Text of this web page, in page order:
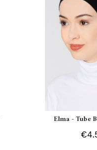
Elma - Tube